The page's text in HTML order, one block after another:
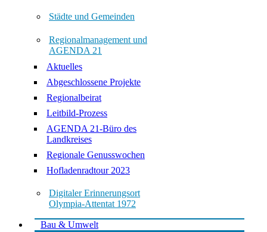
Städte und Gemeinden
Regionalmanagement und
AGENDA 21
Aktuelles
Abgeschlossene Projekte
Regionalbeirat
Leitbild-Prozess
AGENDA 21-Büro des
Landkreises
Regionale Genusswochen
Hofladenradtour 2023
Digitaler Erinnerungsort
Olympia-Attentat 1972
Bau & Umwelt